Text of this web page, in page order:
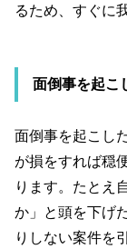
るため、すぐに
面倒事を起こ
面倒事を起こし
が損をすれば穏
ります。たとえ
か」と頭を下げ
りしない案件を